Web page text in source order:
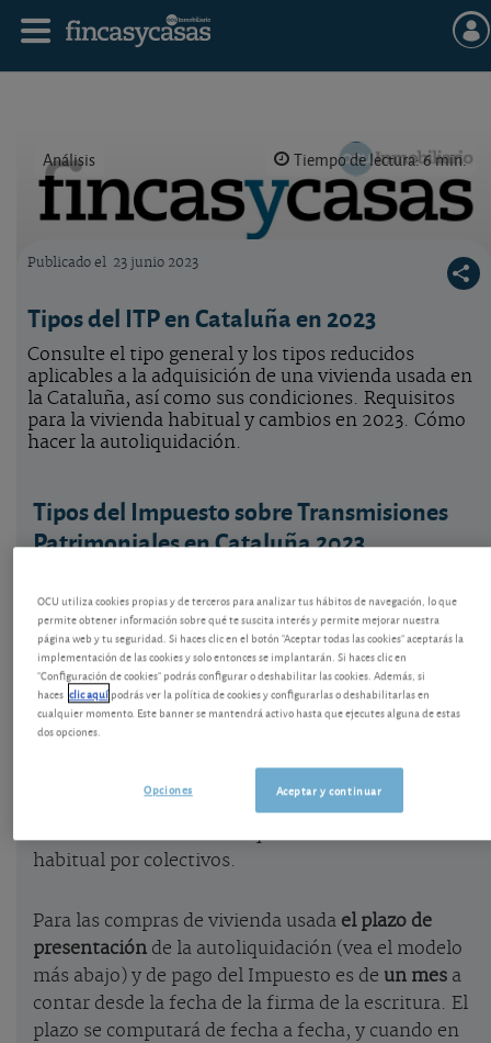
Análisis Tiempo de lectura: 6 min.
Publicado el 23 junio 2023
Tipos del ITP en Cataluña en 2023
Consulte el tipo general y los tipos reducidos
aplicables a la adquisición de una vivienda usada en
la Cataluña, así como sus condiciones. Requisitos
para la vivienda habitual y cambios en 2023. Cómo
hacer la autoliquidación.
Tipos del Impuesto sobre Transmisiones
Patrimoniales en Cataluña 2023
a partir de la normativa fiscal para dar a conocer
los derechos y obligaciones de los ciudadanos en
materia del Impuesto de Transmisiones
Patrimoniales en Cataluña.
un tipo general elevado y unos tipos reducidos para
habitual por colectivos.
Para las compras de vivienda usada el plazo de
presentación de la autoliquidación (vea el modelo
más abajo) y de pago del Impuesto es de un mes a
contar desde la fecha de la firma de la escritura. El
plazo se computará de fecha a fecha, y cuando en
OCU utiliza cookies propias y de terceros para analizar tus hábitos de navegación, lo que
permite obtener información sobre qué te suscita interés y permite mejorar nuestra
página web y tu seguridad. Si haces clic en el botón "Aceptar todas las cookies" aceptarás la
implementación de las cookies y solo entonces se implantarán. Si haces clic en
"Configuración de cookies" podrás configurar o deshabilitar las cookies. Además, si
haces clic aquípodrás ver la política de cookies y configurarlas o deshabilitarlas en
cualquier momento. Este banner se mantendrá activo hasta que ejecutes alguna de estas
dos opciones.
Aceptar y continuar
Opciones